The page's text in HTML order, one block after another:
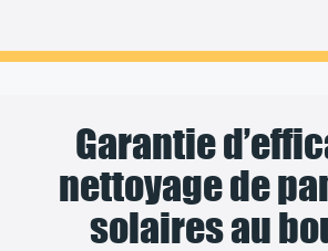
Garantie
nettoyage de
solaires au